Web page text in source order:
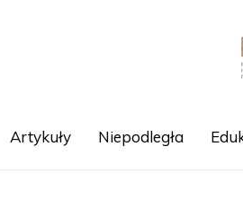
Artykuły Niepodległa